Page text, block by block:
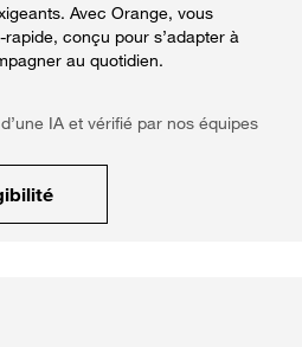
Avec Orange, vous
conçu pour s’adapter à
au quotidien.
IA et vérifié par nos équipes